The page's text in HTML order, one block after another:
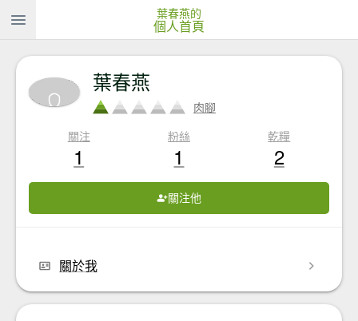
葉春燕的
個人首頁
葉春燕
肉腳
關注
1
粉絲
1
乾糧
2
關注他
關於我